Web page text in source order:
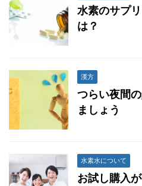
水素のサプ
は？
漢方
つらい夜間
ましょう
水素水について
お試し購入